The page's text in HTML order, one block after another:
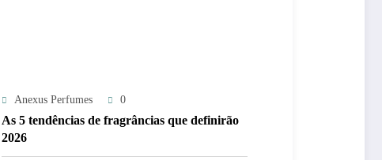
Anexus Perfumes 0
As 5 tendências de fragrâncias que definirão
2026